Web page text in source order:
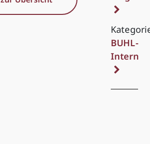
BUHL-
Intern